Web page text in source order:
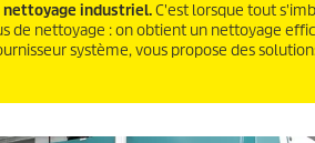
nettoyage industriel.C'est lorsque tout
de nettoyage : on obtient un nettoyage
système, vous propose des